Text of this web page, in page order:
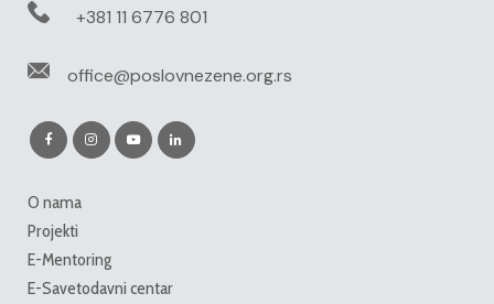
+381 11 6776 801
office@poslovnezene.org.rs
O nama
Projekti
E-Mentoring
E-Savetodavni centar